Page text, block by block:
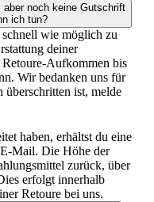
noch keine Gutschrift
ich tun?
wie möglich zu
deiner
Retoure-Aufkommen bis
Wir bedanken uns für
überschritten ist, melde
haben, erhältst du eine
Mail. Die Höhe der
zurück, über
erfolgt innerhalb
Retoure bei uns.